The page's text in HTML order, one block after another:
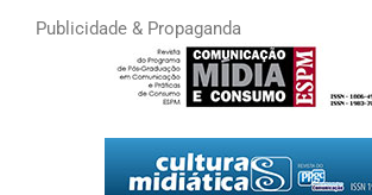
Publicidade & Propaganda